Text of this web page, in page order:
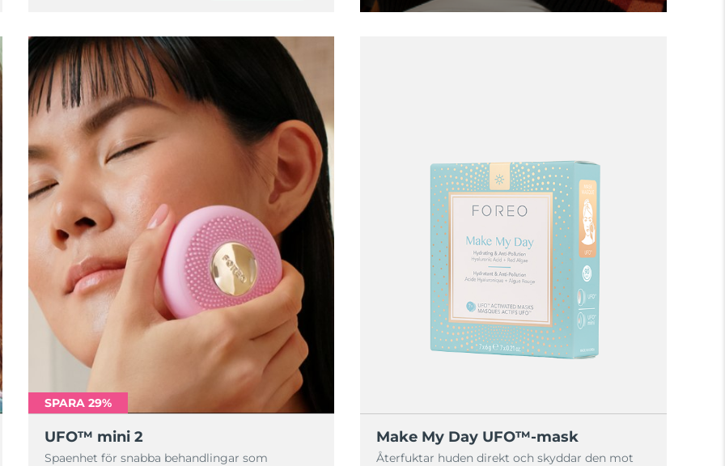
SPARA 29%
UFO™ mini 2
Spaenhet för snabba behandlingar som
Make My Day UFO™-mask
Återfuktar huden direkt och skyddar den mot